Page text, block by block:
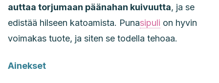
auttaa torjumaan päänahan kuivuutta, ja se
edistää hilseen katoamista. Punasipuli on hyvin
voimakas tuote, ja siten se todella tehoaa.
Ainekset